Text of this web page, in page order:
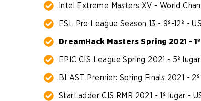
Intel Extreme Masters XV - World
ESL Pro League Season 13 - 9º-12º -
DreamHack Masters Spring 2021 -
EPIC CIS League Spring 2021 - 5º
BLAST Premier: Spring Finals 2021 -
StarLadder CIS RMR 2021 - 1º lugar -